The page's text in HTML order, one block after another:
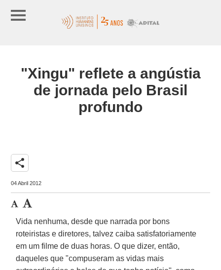
"Xingu" reflete a angústia
de jornada pelo Brasil
profundo
share
04 Abril 2012
Vida nenhuma, desde que narrada por bons
roteiristas e diretores, talvez caiba satisfatoriamente
em um filme de duas horas. O que dizer, então,
daqueles que "compuseram as vidas mais